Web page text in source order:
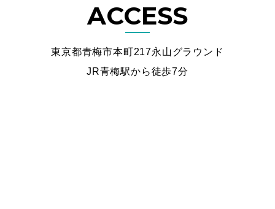
ACCESS
東京都青梅市本町217永山グラウンド
JR青梅駅から徒歩7分